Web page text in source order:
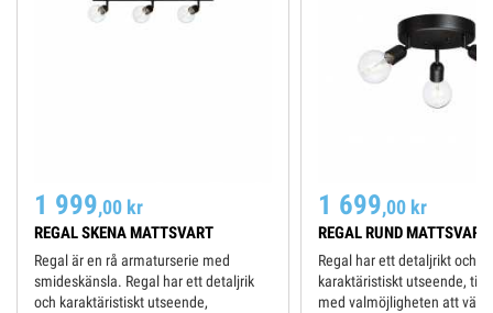
Dimbar: 3-stegs
REGAL SKENA MATTSVART
1 999,00 kr
Regal är en rå armaturserie med
smideskänsla. Regal har ett detaljrik
och karaktäristiskt utseende,
REGAL RUND MATTSVART
1 699,00 kr
Regal har ett detaljrikt och
karaktäristiskt utseende,
med valmöjligheten att